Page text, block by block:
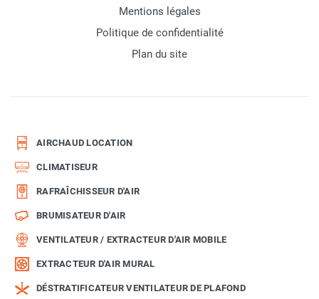
Mentions légales
Politique de confidentialité
Plan du site
AIRCHAUD LOCATION
CLIMATISEUR
RAFRAÎCHISSEUR D'AIR
BRUMISATEUR D'AIR
VENTILATEUR / EXTRACTEUR D'AIR MOBILE
EXTRACTEUR D'AIR MURAL
DÉSTRATIFICATEUR VENTILATEUR DE PLAFOND